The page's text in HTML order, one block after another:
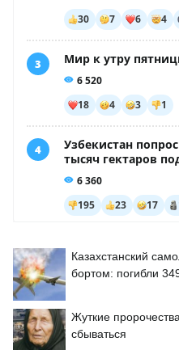
Казахстанский
бортом: погибли
Жуткие
сбываться